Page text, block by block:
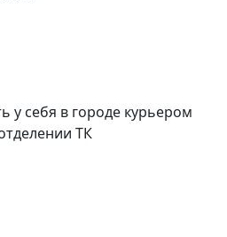
у себя в городе курьером
ТК